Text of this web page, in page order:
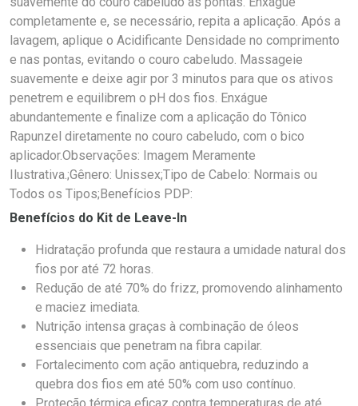
completamente e, se necessário, repita a aplicação. Após a
lavagem, aplique o Acidificante Densidade no comprimento
e nas pontas, evitando o couro cabeludo. Massageie
suavemente e deixe agir por 3 minutos para que os ativos
penetrem e equilibrem o pH dos fios. Enxágue
abundantemente e finalize com a aplicação do Tônico
Rapunzel diretamente no couro cabeludo, com o bico
aplicador.Observações: Imagem Meramente
Ilustrativa.;Gênero: Unissex;Tipo de Cabelo: Normais ou
Todos os Tipos;Benefícios PDP:
Benefícios do Kit de Leave-In
Hidratação profunda que restaura a umidade natural dos
fios por até 72 horas.
Redução de até 70% do frizz, promovendo alinhamento
e maciez imediata.
Nutrição intensa graças à combinação de óleos
essenciais que penetram na fibra capilar.
Fortalecimento com ação antiquebra, reduzindo a
quebra dos fios em até 50% com uso contínuo.